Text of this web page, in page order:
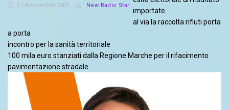
11 Novembre 2021 New Radio Star
importate
al via la raccolta rifiuti porta
a porta
incontro per la sanità territoriale
100 mila euro stanziati dalla Regione Marche per il rifacimento
pavimentazione stradale